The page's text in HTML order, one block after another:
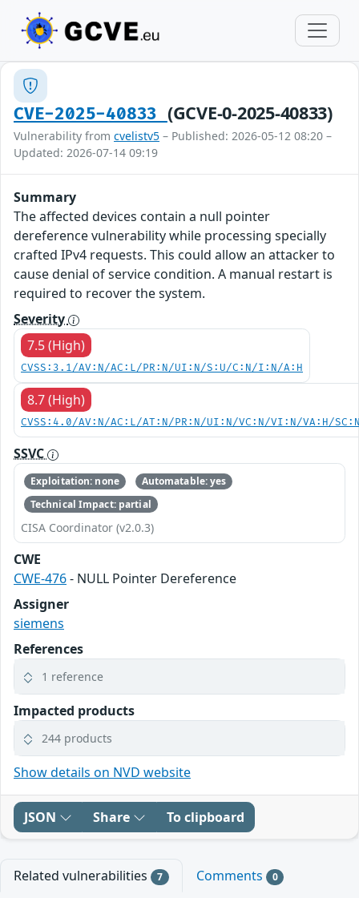
CVE-2025-40833 (GCVE-0-2025-40833)
Vulnerability from cvelistv5 – Published: 2026-05-12 08:20 –
Updated: 2026-07-14 09:19
Summary
The affected devices contain a null pointer
dereference vulnerability while processing specially
crafted IPv4 requests. This could allow an attacker to
cause denial of service condition. A manual restart is
required to recover the system.
Severity
7.5 (High)
CVSS:3.1/AV:N/AC:L/PR:N/UI:N/S:U/C:N/I:N/A:H
8.7 (High)
CVSS:4.0/AV:N/AC:L/AT:N/PR:N/UI:N/VC:N/VI:N/VA:H/
SSVC
Exploitation: none
Automatable: yes
Technical Impact: partial
CISA Coordinator (v2.0.3)
CWE
CWE-476- NULL Pointer Dereference
Assigner
siemens
References
1 reference
Impacted products
244 products
Show details on NVD website
JSON Share To clipboard
Related vulnerabilities 7 Comments 0